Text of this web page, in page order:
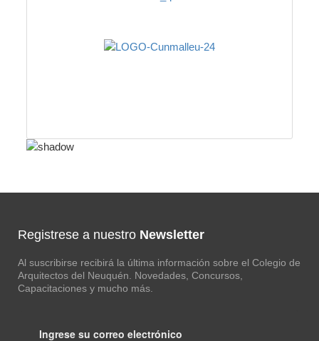
Registrese a nuestro Newsletter
Al suscribirse recibirá la última información sobre el Colegio de
Arquitectos del Neuquén. Novedades, Concursos,
Capacitaciones y mucho más.